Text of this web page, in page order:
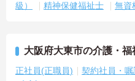
級）
精神保健福祉士 無資
大阪府大東市の介護・
正社員(正職員) 契約社員・嘱